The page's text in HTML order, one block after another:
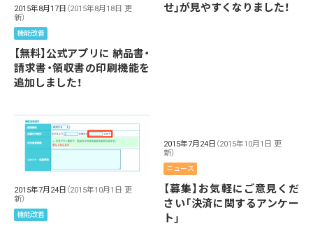
2015年8月17日 （2015年8月18日 更
新）
機能改善
【無料】公式アプリに 納品書・
請求書・領収書の印刷機能を
追加しました！
せ」が見やすくなりました！
2015年7月24日 （2015年10月1日 更
新）
機能改善
2015年7月24日 （2015年10月1日 更
新）
ニュース
【募集】お気軽にご意見くだ
さい「決済に関するアンケー
ト」